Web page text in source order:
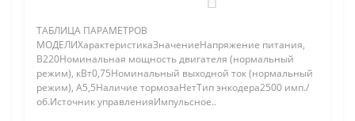
ТАБЛИЦА ПАРАМЕТРОВ
МОДЕЛИХарактеристикаЗначениеНапряжение питания,
В220Номинальная мощность двигателя (нормальный
режим), кВт0,75Номинальный выходной ток (нормальный
режим), A5,5Наличие тормозаНетТип энкодера2500 имп./
об.Источник управленияИмпульсное..